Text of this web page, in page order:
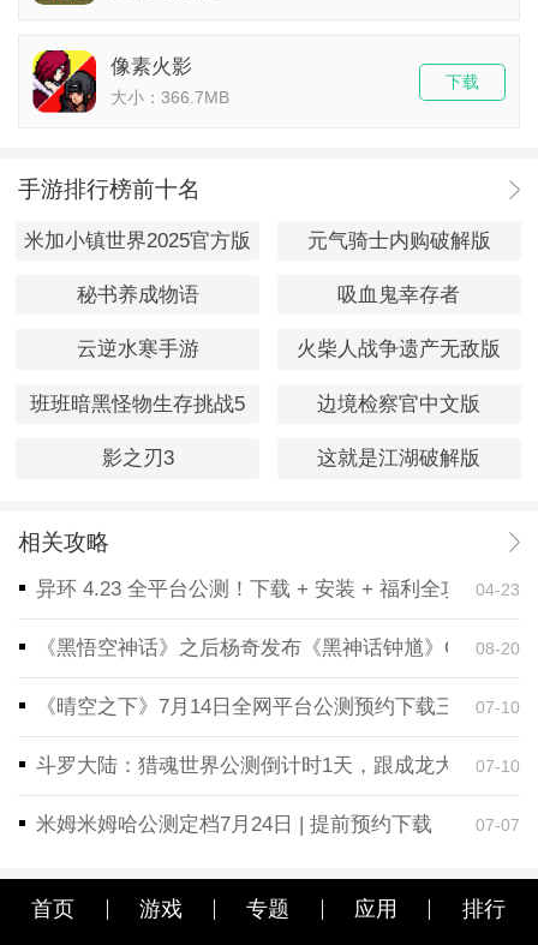
像素火影
大小：366.7MB
下载
手游排行榜前十名
米加小镇世界2025官方版 元气骑士内购破解版
秘书养成物语 吸血鬼幸存者
云逆水寒手游 火柴人战争遗产无敌版
班班暗黑怪物生存挑战5 边境检察官中文版
影之刃3 这就是江湖破解版
相关攻略
异环 4.23 全平台公测！下载 + 安装 + 福利全攻略，一
04-23
《黑悟空神话》之后杨奇发布《黑神话钟馗》CG！预
08-20
《晴空之下》7月14日全网平台公测预约下载三端同步
07-10
斗罗大陆：猎魂世界公测倒计时1天，跟成龙大哥一起
07-10
米姆米姆哈公测定档7月24日 | 提前预约下载 07-07
首页 游戏 专题 应用 排行